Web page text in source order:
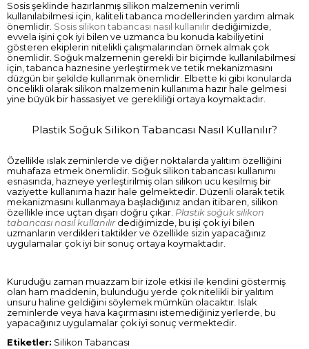
Sosis şeklinde hazırlanmış silikon malzemenin verimli
kullanılabilmesi için, kaliteli tabanca modellerinden yardım almak
önemlidir. Sosis silikon tabancası nasıl kullanılır dediğimizde,
evvela işini çok iyi bilen ve uzmanca bu konuda kabiliyetini
gösteren ekiplerin nitelikli çalışmalarından örnek almak çok
önemlidir. Soğuk malzemenin gerekli bir biçimde kullanılabilmesi
için, tabanca haznesine yerleştirmek ve tetik mekanizmasını
düzgün bir şekilde kullanmak önemlidir. Elbette ki gibi konularda
öncelikli olarak silikon malzemenin kullanıma hazır hale gelmesi
yine büyük bir hassasiyet ve gerekliliği ortaya koymaktadır.
Plastik Soğuk Silikon Tabancası Nasıl Kullanılır?
Özellikle ıslak zeminlerde ve diğer noktalarda yalıtım özelliğini
muhafaza etmek önemlidir. Soğuk silikon tabancası kullanımı
esnasında, hazneye yerleştirilmiş olan silikon ucu kesilmiş bir
vaziyette kullanıma hazır hale gelmektedir. Düzenli olarak tetik
mekanizmasını kullanmaya başladığınız andan itibaren, silikon
özellikle ince uçtan dışarı doğru çıkar. Plastik soğuk silikon
tabancası nasıl kullanılırdediğimizde, bu işi çok iyi bilen
uzmanların verdikleri taktikler ve özellikle sizin yapacağınız
uygulamalar çok iyi bir sonuç ortaya koymaktadır.
Kuruduğu zaman muazzam bir izole etkisi ile kendini göstermiş
olan ham maddenin, bulunduğu yerde çok nitelikli bir yalıtım
unsuru haline geldiğini söylemek mümkün olacaktır. Islak
zeminlerde veya hava kaçırmasını istemediğiniz yerlerde, bu
yapacağınız uygulamalar çok iyi sonuç vermektedir.
Etiketler: Silikon Tabancası